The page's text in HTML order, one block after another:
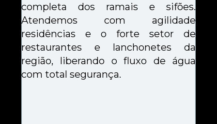
completa dos ramais e sifões.
Atendemos com agilidade
residências e o forte setor de
restaurantes e lanchonetes da
região, liberando o fluxo de água
com total segurança.